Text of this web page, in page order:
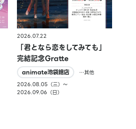
2026.07.22
「君となら恋をしてみても」
完結記念Gratte
animate池袋總店
…其他
2026.08.05（三）〜
2026.09.06（日）